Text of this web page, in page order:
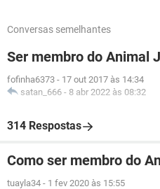
Conversas semelhantes
Ser membro do Animal
fofinha6373 - 17 out 2017 às 14:34
satan_666 - 8 abr 2022 às 08:32
314 Respostas
Como ser membro do
tuayla34 - 1 fev 2020 às 15:55